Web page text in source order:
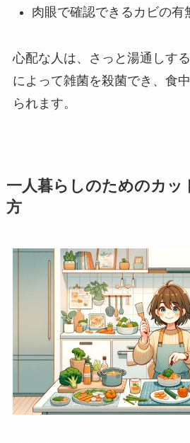
肉眼で確認できるカビの有
心配な人は、さっと湯通しす
によって雑菌を殺菌でき、食
られます。
一人暮らしのためのカッ
方